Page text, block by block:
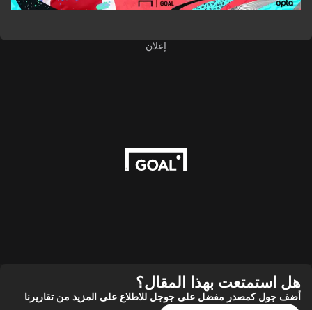
إعلان
هل استمتعت بهذا المقال؟
أضف جول كمصدر مفضل على جوجل للاطلاع على المزيد من تقاريرنا